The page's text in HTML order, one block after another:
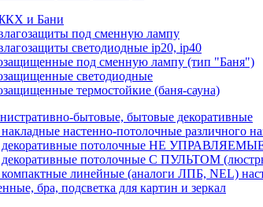
и Бани
под сменную лампу
светодиодные ip20, ip40
под сменную лампу (тип "Баня")
светодиодные
термостойкие (баня-сауна)
бытовые, бытовые декоративные
настенно-потолочные различного
декоративные потолочные НЕ
потолочные С ПУЛЬТОМ
линейные (аналоги ЛПБ, NEL)
бра, подсветка для картин и зеркал